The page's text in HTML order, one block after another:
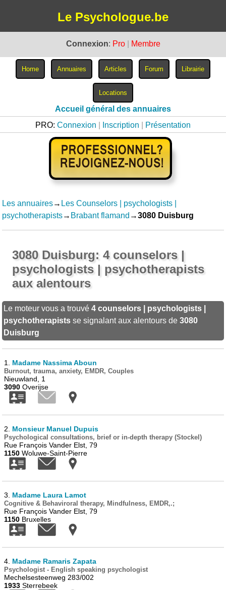
Le Psychologue.be
Connexion: Pro Membre
Accueil général des annuaires
PRO: Connexion Inscription Présentation
Les annuaires→ Les Counselors | psychologists |
psychotherapists→ Brabant flamand →3080 Duisburg
3080 Duisburg: 4 counselors |
psychologists | psychotherapists
aux alentours
Le moteur vous a trouvé4 counselors | psychologists |
psychotherapists se signalant aux alentours de3080
Duisburg
1. Madame Nassima Aboun
Burnout, trauma, anxiety, EMDR, Couples
Nieuwland, 1
3090 Overijse
2. Monsieur Manuel Dupuis
Psychological consultations, brief or in-depth therapy (Stockel)
Rue François Vander Elst, 79
1150 Woluwe-Saint-Pierre
3. Madame Laura Lamot
Cognitive & Behaviroral therapy, Mindfulness, EMDR,.;
Rue François Vander Elst, 79
1150 Bruxelles
4. Madame Ramaris Zapata
Psychologist - English speaking psychologist
Mechelsesteenweg 283/002
1933 Sterrebeek